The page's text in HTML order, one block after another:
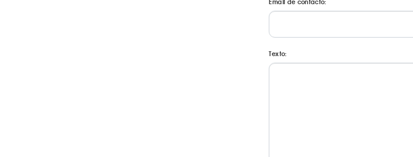
Texto: